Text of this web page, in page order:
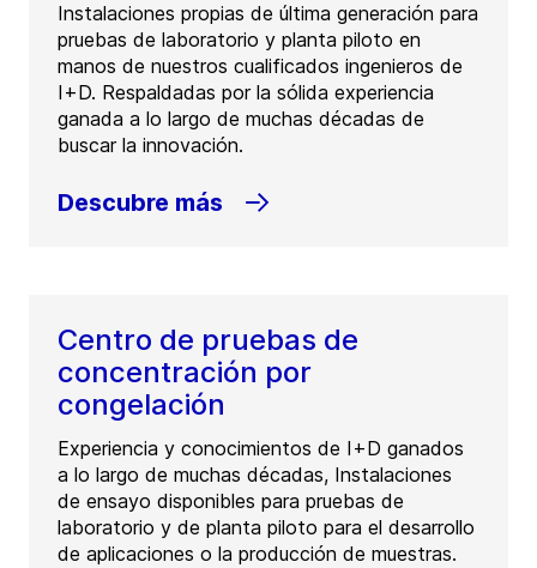
Instalaciones propias de última generación para
pruebas de laboratorio y planta piloto en
manos de nuestros cualificados ingenieros de
I+D. Respaldadas por la sólida experiencia
ganada a lo largo de muchas décadas de
buscar la innovación.
Descubre más
Centro de pruebas de
concentración por
congelación
Experiencia y conocimientos de I+D ganados
a lo largo de muchas décadas, Instalaciones
de ensayo disponibles para pruebas de
laboratorio y de planta piloto para el desarrollo
de aplicaciones o la producción de muestras.